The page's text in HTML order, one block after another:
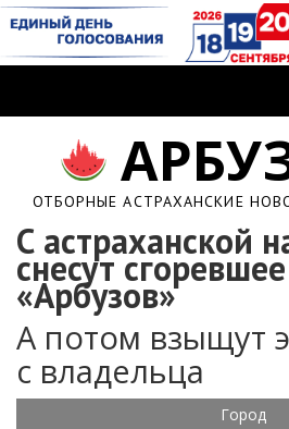
ОТБОРНЫЕ АСТРАХАНСКИЕ
С астраханской
снесут
«Арбузов»
А потом взыщут
с владельца
Город